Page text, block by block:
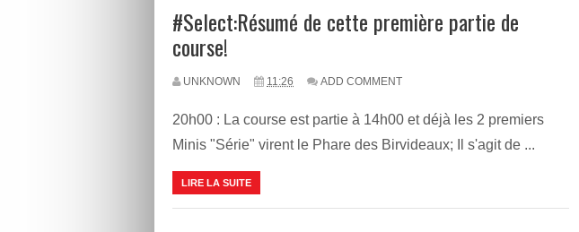
#Select:Résumé de cette première partie de
course!
UNKNOWN 11:26 ADD COMMENT
20h00 : La course est partie à 14h00 et déjà les 2 premiers
Minis "Série" virent le Phare des Birvideaux; Il s'agit de ...
LIRE LA SUITE